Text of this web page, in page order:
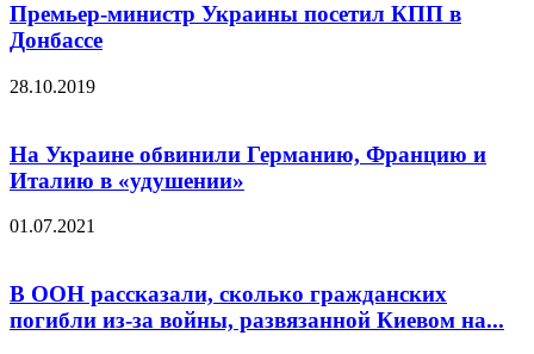
Премьер-министр Украины посетил КПП в
Донбассе
28.10.2019
На Украине обвинили Германию, Францию и
Италию в «удушении»
01.07.2021
В ООН рассказали, сколько гражданских
погибли из-за войны, развязанной Киевом на...